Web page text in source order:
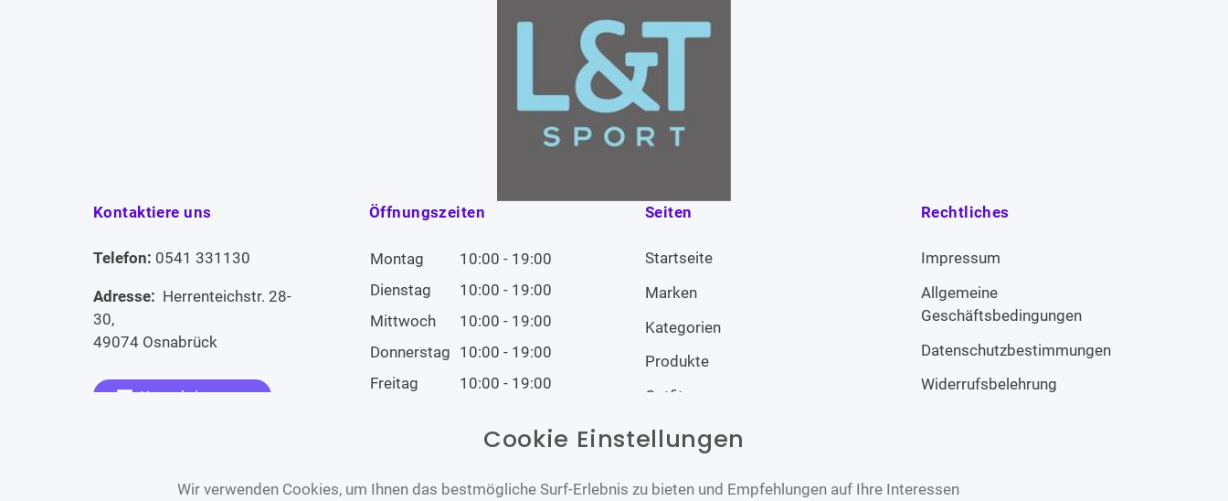
Kontaktiere uns
Telefon: 0541 331130
Adresse: Herrenteichstr. 28-
30,
49074 Osnabrück
Kontaktiere uns
Öffnungszeiten
Montag
10:00 - 19:00
Dienstag
10:00 - 19:00
Mittwoch
10:00 - 19:00
Donnerstag 10:00 - 19:00
Freitag
10:00 - 19:00
Geschlossen
Seiten
Startseite
Marken
Kategorien
Produkte
Outfits
Rechtliches
Impressum
Allgemeine
Geschäftsbedingungen
Datenschutzbestimmungen
Widerrufsbelehrung
Cookie Einstellungen
Wir verwenden Cookies, um Ihnen das bestmögliche Surf-Erlebnis zu bieten und Empfehlungen auf Ihre Interessen